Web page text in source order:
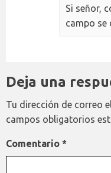
Si señor,
campo se
Deja una
Tu dirección de correo
campos obligatorios
Comentario *